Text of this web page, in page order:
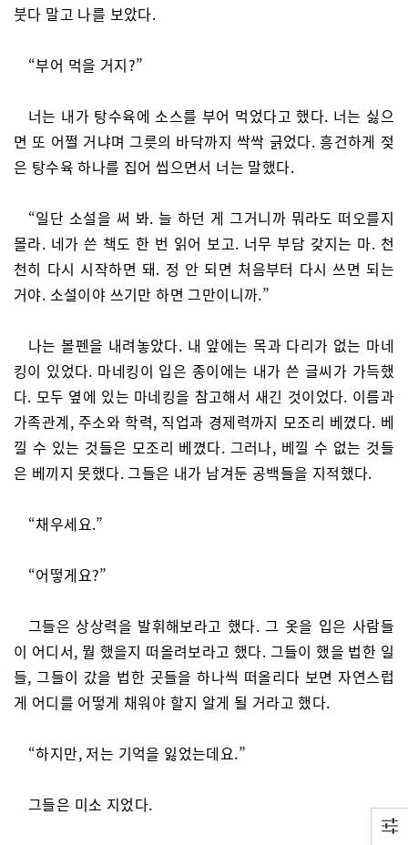
붓다 말고 나를 보았다.
“부어 먹을 거지?”
너는 내가 탕수육에 소스를 부어 먹었다고 했다. 너는 싫으
면 또 어쩔 거냐며 그릇의 바닥까지 싹싹 긁었다. 흥건하게 젖
은 탕수육 하나를 집어 씹으면서 너는 말했다.
“일단 소설을 써 봐. 늘 하던 게 그거니까 뭐라도 떠오를지
몰라. 네가 쓴 책도 한 번 읽어 보고. 너무 부담 갖지는 마. 천
천히 다시 시작하면 돼. 정 안 되면 처음부터 다시 쓰면 되는
거야. 소설이야 쓰기만 하면 그만이니까.”
나는 볼펜을 내려놓았다. 내 앞에는 목과 다리가 없는 마네
킹이 있었다. 마네킹이 입은 종이에는 내가 쓴 글씨가 가득했
다. 모두 옆에 있는 마네킹을 참고해서 새긴 것이었다. 이름과
가족관계, 주소와 학력, 직업과 경제력까지 모조리 베꼈다. 베
낄 수 있는 것들은 모조리 베꼈다. 그러나, 베낄 수 없는 것들
은 베끼지 못했다. 그들은 내가 남겨둔 공백들을 지적했다.
“채우세요.”
“어떻게요?”
그들은 상상력을 발휘해보라고 했다. 그 옷을 입은 사람들
이 어디서, 뭘 했을지 떠올려보라고 했다. 그들이 했을 법한 일
들, 그들이 갔을 법한 곳들을 하나씩 떠올리다 보면 자연스럽
게 어디를 어떻게 채워야 할지 알게 될 거라고 했다.
“하지만, 저는 기억을 잃었는데요.”
그들은 미소 지었다.